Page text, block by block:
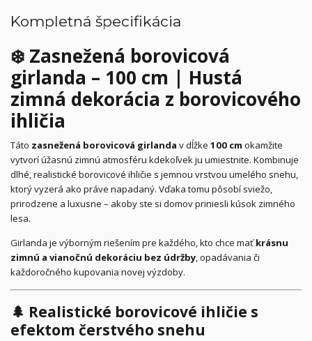
Kompletná špecifikácia
❄️ Zasnežená borovicová
girlanda – 100 cm | Hustá
zimná dekorácia z borovicového
ihličia
Táto zasnežená borovicová girlanda v dĺžke 100 cm okamžite
vytvorí úžasnú zimnú atmosféru kdekoľvek ju umiestnite. Kombinuje
dlhé, realistické borovicové ihličie s jemnou vrstvou umelého snehu,
ktorý vyzerá ako práve napadaný. Vďaka tomu pôsobí sviežo,
prirodzene a luxusne – akoby ste si domov priniesli kúsok zimného
lesa.
Girlanda je výborným riešením pre každého, kto chce maťkrásnu
zimnú a vianočnú dekoráciu bez údržby, opadávania či
každoročného kupovania novej výzdoby.
🌲 Realistické borovicové ihličie s
efektom čerstvého snehu